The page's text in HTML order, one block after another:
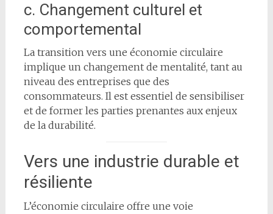
c. Changement culturel et
comportemental
La transition vers une économie circulaire
implique un changement de mentalité, tant au
niveau des entreprises que des
consommateurs. Il est essentiel de sensibiliser
et de former les parties prenantes aux enjeux
de la durabilité.
Vers une industrie durable et
résiliente
L’économie circulaire offre une voie